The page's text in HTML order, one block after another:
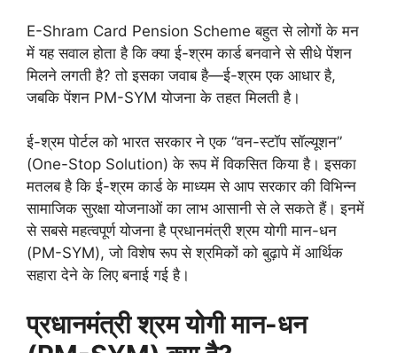
E-Shram Card Pension Scheme बहुत से लोगों के मन
में यह सवाल होता है कि क्या ई-श्रम कार्ड बनवाने से सीधे पेंशन
मिलने लगती है? तो इसका जवाब है—ई-श्रम एक आधार है,
जबकि पेंशन PM-SYM योजना के तहत मिलती है।
ई-श्रम पोर्टल को भारत सरकार ने एक “वन-स्टॉप सॉल्यूशन”
(One-Stop Solution) के रूप में विकसित किया है। इसका
मतलब है कि ई-श्रम कार्ड के माध्यम से आप सरकार की विभिन्न
सामाजिक सुरक्षा योजनाओं का लाभ आसानी से ले सकते हैं। इनमें
से सबसे महत्वपूर्ण योजना है प्रधानमंत्री श्रम योगी मान-धन
(PM-SYM), जो विशेष रूप से श्रमिकों को बुढ़ापे में आर्थिक
सहारा देने के लिए बनाई गई है।
प्रधानमंत्री श्रम योगी मान-धन